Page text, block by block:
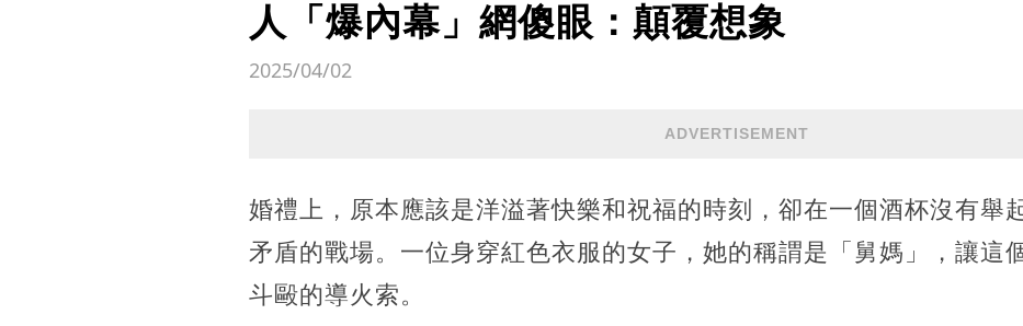
人「爆內幕」網傻眼：顛覆想象
2025/04/02
ADVERTISEMENT
婚禮上，原本應該是洋溢著快樂和祝福的時刻，卻在一個酒杯沒有舉
矛盾的戰場。一位身穿紅色衣服的女子，她的稱謂是「舅媽」，讓這
斗毆的導火索。